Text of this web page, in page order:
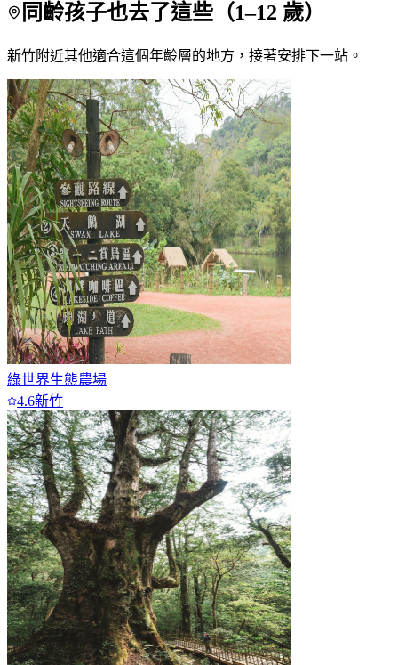
4
5
6
7+
同齡孩子也去了這些（1–12 歲）
新竹附近其他適合這個年齡層的地方，接著安排下一站。
綠世界生態農場
4.6新竹